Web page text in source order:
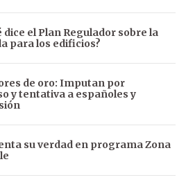
dice el Plan Regulador sobre la
para los edificios?
de oro: Imputan por
y tentativa a españoles y
su verdad en programa Zona